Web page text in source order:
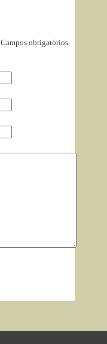
Campos obrigatórios